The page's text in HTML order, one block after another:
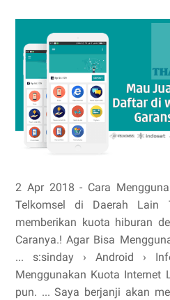
2 Apr 2018 - Cara
Telkomsel di Daerah Lain
memberikan kuota hiburan
Caranya.! Agar Bisa
... s:sinday › Android ›
Menggunakan Kuota Internet
pun. ... Saya berjanji akan